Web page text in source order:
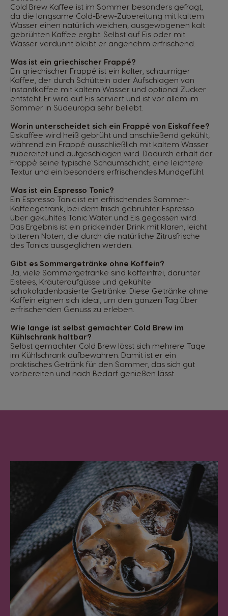
Cold Brew Kaffee ist im Sommer besonders gefragt,
da die langsame Cold-Brew-Zubereitung mit kaltem
Wasser einen natürlich weichen, ausgewogenen kalt
gebrühten Kaffee ergibt. Selbst auf Eis oder mit
Wasser verdünnt bleibt er angenehm erfrischend.
Was ist ein griechischer Frappé?
Ein griechischer Frappé ist ein kalter, schaumiger
Kaffee, der durch Schütteln oder Aufschlagen von
Instantkaffee mit kaltem Wasser und optional Zucker
entsteht. Er wird auf Eis serviert und ist vor allem im
Sommer in Südeuropa sehr beliebt.
Worin unterscheidet sich ein Frappé von Eiskaffee?
Eiskaffee wird heiß gebrüht und anschließend gekühlt,
während ein Frappé ausschließlich mit kaltem Wasser
zubereitet und aufgeschlagen wird. Dadurch erhält der
Frappé seine typische Schaumschicht, eine leichtere
Textur und ein besonders erfrischendes Mundgefühl.
Was ist ein Espresso Tonic?
Ein Espresso Tonic ist ein erfrischendes Sommer-
Kaffeegetränk, bei dem frisch gebrühter Espresso
über gekühltes Tonic Water und Eis gegossen wird.
Das Ergebnis ist ein prickelnder Drink mit klaren, leicht
bitteren Noten, die durch die natürliche Zitrusfrische
des Tonics ausgeglichen werden.
Gibt es Sommergetränke ohne Koffein?
Ja, viele Sommergetränke sind koffeinfrei, darunter
Eistees, Kräuteraufgüsse und gekühlte
schokoladenbasierte Getränke. Diese Getränke ohne
Koffein eignen sich ideal, um den ganzen Tag über
erfrischenden Genuss zu erleben.
Wie lange ist selbst gemachter Cold Brew im
Kühlschrank haltbar?
Selbst gemachter Cold Brew lässt sich mehrere Tage
im Kühlschrank aufbewahren. Damit ist er ein
praktisches Getränk für den Sommer, das sich gut
vorbereiten und nach Bedarf genießen lässt.